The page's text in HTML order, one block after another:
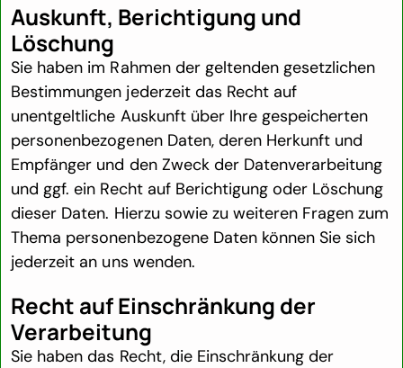
Auskunft, Berichtigung und
Löschung
Sie haben im Rahmen der geltenden gesetzlichen
Bestimmungen jederzeit das Recht auf
unentgeltliche Auskunft über Ihre gespeicherten
personenbezogenen Daten, deren Herkunft und
Empfänger und den Zweck der Datenverarbeitung
und ggf. ein Recht auf Berichtigung oder Löschung
dieser Daten. Hierzu sowie zu weiteren Fragen zum
Thema personenbezogene Daten können Sie sich
jederzeit an uns wenden.
Recht auf Einschränkung der
Verarbeitung
Sie haben das Recht, die Einschränkung der